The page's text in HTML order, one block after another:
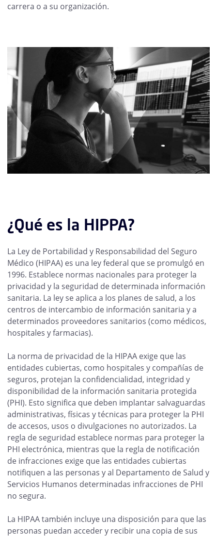
carrera o a su organización.
¿Qué es la HIPPA?
La Ley de Portabilidad y Responsabilidad del Seguro
Médico (HIPAA) es una ley federal que se promulgó en
1996. Establece normas nacionales para proteger la
privacidad y la seguridad de determinada información
sanitaria. La ley se aplica a los planes de salud, a los
centros de intercambio de información sanitaria y a
determinados proveedores sanitarios (como médicos,
hospitales y farmacias).
La norma de privacidad de la HIPAA exige que las
entidades cubiertas, como hospitales y compañías de
seguros, protejan la confidencialidad, integridad y
disponibilidad de la información sanitaria protegida
(PHI). Esto significa que deben implantar salvaguardas
administrativas, físicas y técnicas para proteger la PHI
de accesos, usos o divulgaciones no autorizados. La
regla de seguridad establece normas para proteger la
PHI electrónica, mientras que la regla de notificación
de infracciones exige que las entidades cubiertas
notifiquen a las personas y al Departamento de Salud y
Servicios Humanos determinadas infracciones de PHI
no segura.
La HIPAA también incluye una disposición para que las
personas puedan acceder y recibir una copia de sus